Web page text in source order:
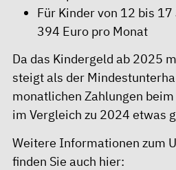
Für Kinder von 12 bis
394 Euro pro Monat
Da das Kindergeld ab 2025
steigt als der
monatlichen Zahlungen
im Vergleich zu 2024 etwas
Weitere Informationen zum
finden Sie auch hier: